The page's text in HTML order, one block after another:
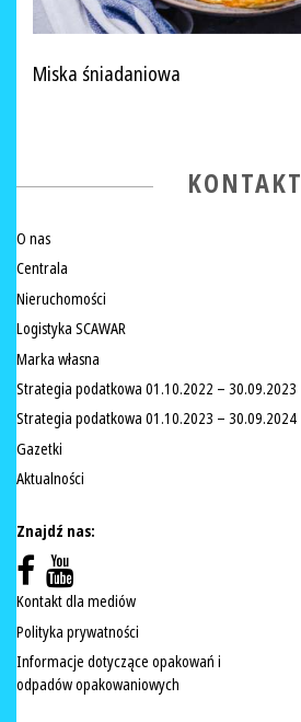
Miska śniadaniowa
KONTAKT
O nas
Centrala
Nieruchomości
Logistyka SCAWAR
Marka własna
Strategia podatkowa 01.10.2022 – 30.09.2023
Strategia podatkowa 01.10.2023 – 30.09.2024
Gazetki
Aktualności
Znajdź nas:
Kontakt dla mediów
Polityka prywatności
Informacje dotyczące opakowań i
odpadów opakowaniowych